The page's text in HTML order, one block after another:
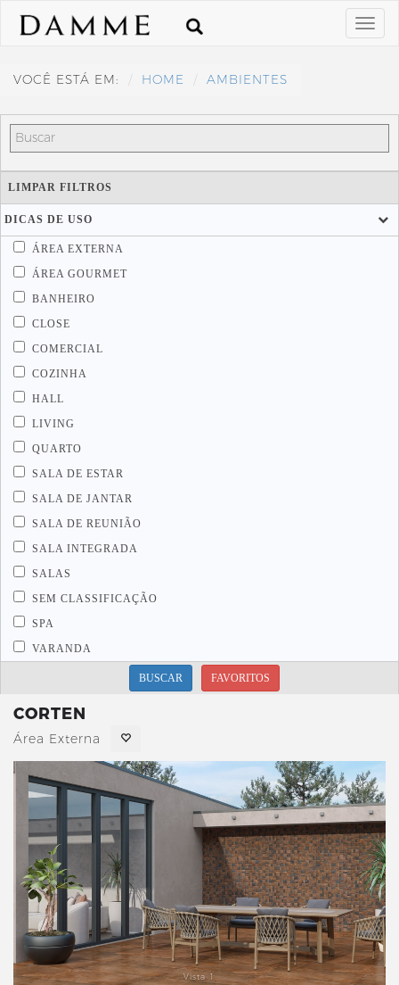
VOCÊ ESTÁ EM: HOME AMBIENTES
LIMPAR FILTROS
DICAS DE USO
ÁREA EXTERNA
ÁREA GOURMET
BANHEIRO
CLOSE
COMERCIAL
COZINHA
HALL
LIVING
QUARTO
SALA DE ESTAR
SALA DE JANTAR
SALA DE REUNIÃO
SALA INTEGRADA
SALAS
SEM CLASSIFICAÇÃO
SPA
VARANDA
BUSCAR FAVORITOS
CORTEN
Área Externa
Vista 1